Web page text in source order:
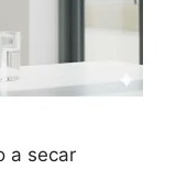
a secar